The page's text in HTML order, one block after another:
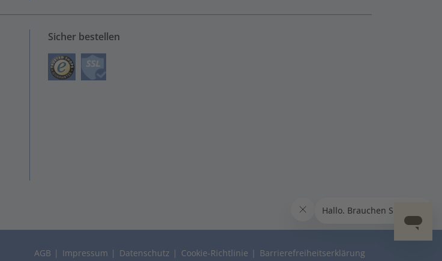
Sicher bestellen
AGB Impressum Datenschutz Cookie-Richtlinie Barrierefreiheitserklärung